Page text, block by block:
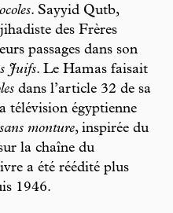
. Sayyid Qutb,
des Frères
passages dans son
Juifs. Le Hamas faisait
dans l’article 32 de sa
télévision égyptienne
monture, inspirée du
la chaîne du
a été réédité plus
1946.